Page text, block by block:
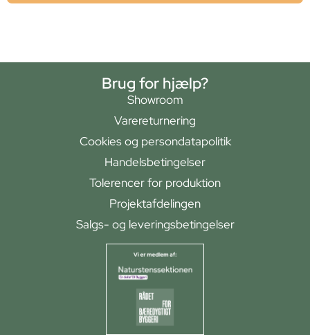
Brug for hjælp?
Showroom
Varereturnering
Cookies og persondatapolitik
Handelsbetingelser
Tolerencer for produktion
Projektafdelingen
Salgs- og leveringsbetingelser